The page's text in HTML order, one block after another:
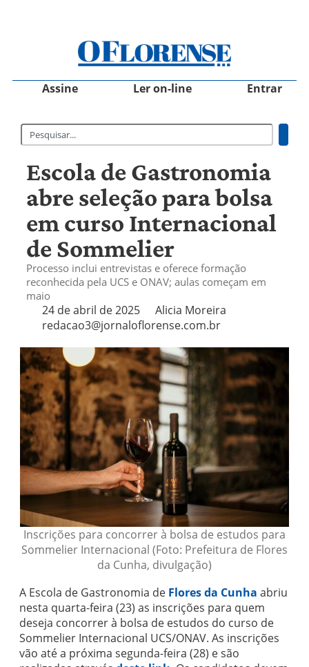
Assine Ler on-line Entrar
Escola de Gastronomia
abre seleção para bolsa
em curso Internacional
de Sommelier
Processo inclui entrevistas e oferece formação
reconhecida pela UCS e ONAV; aulas começam em
maio
24 de abril de 2025
Alicia Moreira
redacao3@jornaloflorense.com.br
Inscrições para concorrer à bolsa de estudos para
Sommelier Internacional (Foto: Prefeitura de Flores
da Cunha, divulgação)
A Escola de Gastronomia de Flores da Cunha abriu
nesta quarta-feira (23) as inscrições para quem
deseja concorrer à bolsa de estudos do curso de
Sommelier Internacional UCS/ONAV. As inscrições
vão até a próxima segunda-feira (28) e são